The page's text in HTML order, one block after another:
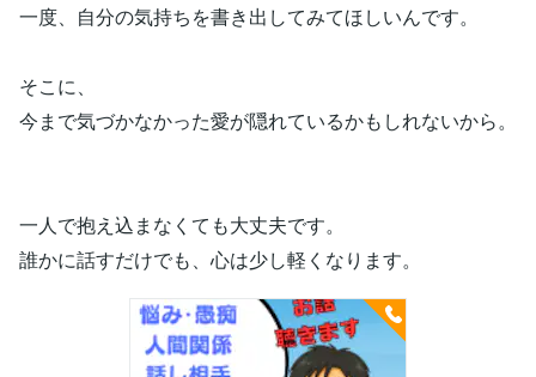
一度、自分の気持ちを書き出してみてほしいんです。
そこに、
今まで気づかなかった愛が隠れているかもしれないから。
一人で抱え込まなくても大丈夫です。
誰かに話すだけでも、心は少し軽くなります。